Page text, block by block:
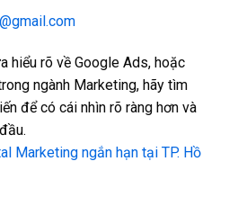
hiểu rõ về Google Ads, hoặc
ngành Marketing, hãy tìm
để có cái nhìn rõ ràng hơn và
Marketing ngắn hạn tại TP. Hồ